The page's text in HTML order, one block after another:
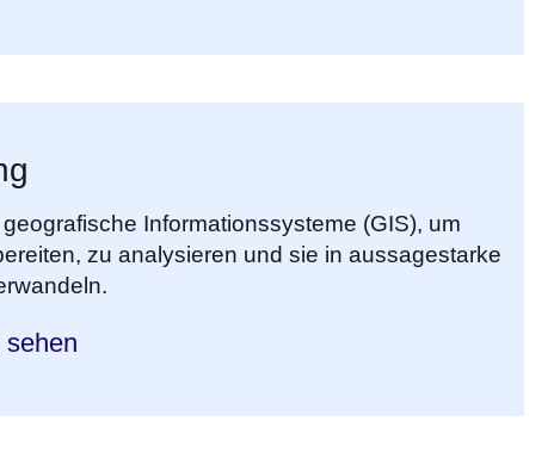
Informationssysteme (GIS), um
zu analysieren und sie in aussagestarke